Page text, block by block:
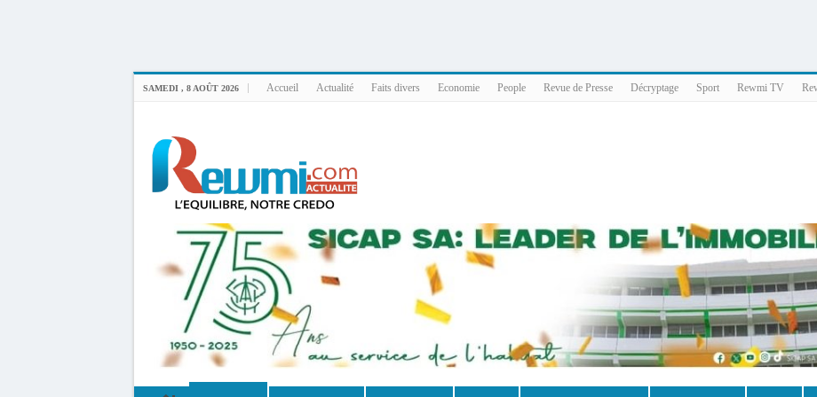
SAMEDI , 8 AOÛT 2026 Accueil Actualité Faits divers Economie People Revue de Presse Décryptage Sport Rewmi TV